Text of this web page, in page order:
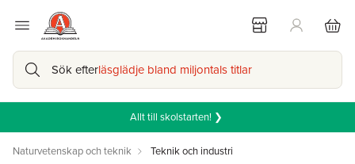
Sök efterläsglädje bland miljontals titlar
Allt till skolstarten! ❯
Naturvetenskap och teknik Teknik och industri